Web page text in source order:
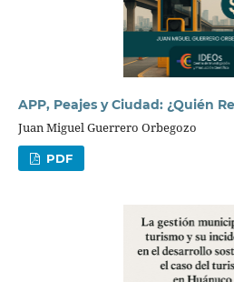
APP, Peajes y Ciudad: ¿Quién
Juan Miguel Guerrero Orbegozo
PDF